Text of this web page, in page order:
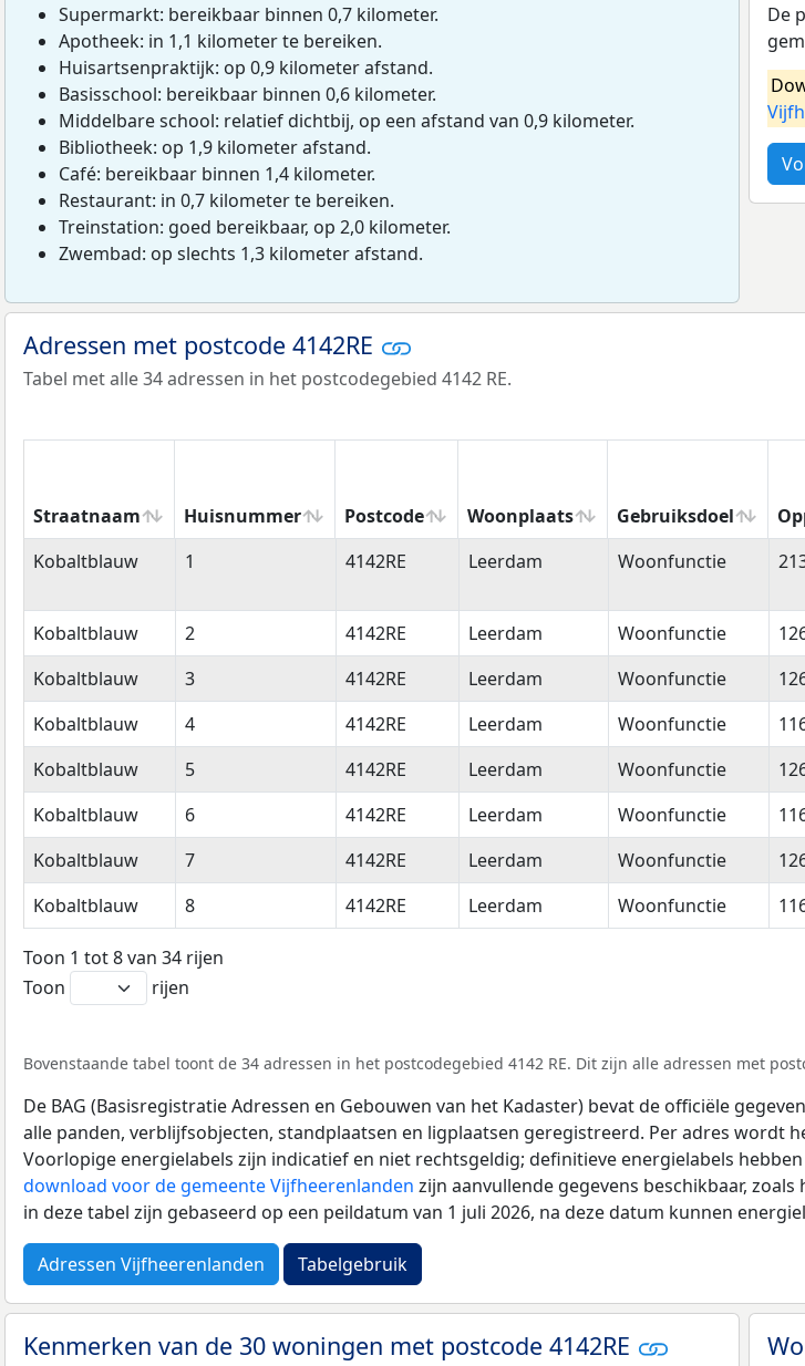
Supermarkt: bereikbaar binnen 0,7 kilometer.
Apotheek: in 1,1 kilometer te bereiken.
Huisartsenpraktijk: op 0,9 kilometer afstand.
Basisschool: bereikbaar binnen 0,6 kilometer.
Middelbare school: relatief dichtbij, op een afstand van 0,9 kilometer.
Bibliotheek: op 1,9 kilometer afstand.
Café: bereikbaar binnen 1,4 kilometer.
Restaurant: in 0,7 kilometer te bereiken.
Treinstation: goed bereikbaar, op 2,0 kilometer.
Zwembad: op slechts 1,3 kilometer afstand.
De
Adressen met postcode 4142RE
Tabel met alle 34 adressen in het postcodegebied 4142 RE.
Straatnaam Huisnummer Postcode Woonplaats Gebruiksdoel
Straatnaam
Huisnummer Postcode Woonplaats Gebruiksdoel
Kobaltblauw 1 4142RE Leerdam Woonfunctie
Kobaltblauw 2 4142RE Leerdam Woonfunctie
Kobaltblauw
3 4142RE Leerdam Woonfunctie
Kobaltblauw
4 4142RE Leerdam Woonfunctie
Kobaltblauw
5 4142RE Leerdam Woonfunctie
Kobaltblauw
6 4142RE Leerdam Woonfunctie
Kobaltblauw
7 4142RE Leerdam Woonfunctie
Kobaltblauw
8 4142RE Leerdam Woonfunctie
Toon 1 tot 8 van 34 rijen
Toon
rijen
Bovenstaande tabel toont de 34 adressen in het postcodegebied 4142 RE. Dit zijn alle adressen met
De BAG (Basisregistratie Adressen en Gebouwen van het Kadaster) bevat de officiële
alle panden, verblijfsobjecten, standplaatsen en ligplaatsen geregistreerd. Per adres wordt
Voorlopige energielabels zijn indicatief en niet rechtsgeldig; definitieve energielabels
download voor de gemeente Vijfheerenlanden zijn aanvullende gegevens beschikbaar,
in deze tabel zijn gebaseerd op een peildatum van 1 juli 2026, na deze datum kunnen
Adressen Vijfheerenlanden Tabelgebruik
Kenmerken van de 30 woningen met postcode 4142RE